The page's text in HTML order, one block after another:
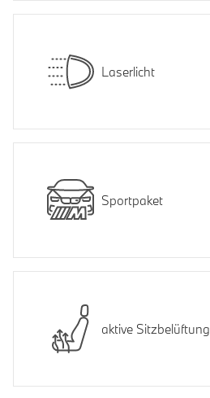
Laserlicht
Sportpaket
aktive Sitzbelüftung